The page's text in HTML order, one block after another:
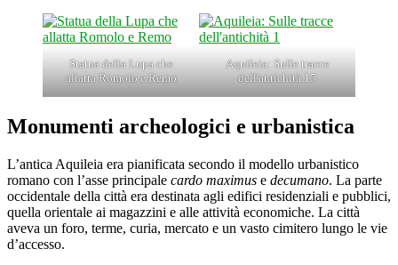
Statua della Lupa che
allatta Romolo e Remo
Aquileia: Sulle tracce
dell'antichità 15
Monumenti archeologici e urbanistica
L’antica Aquileia era pianificata secondo il modello urbanistico
romano con l’asse principale cardo maximus e decumano. La parte
occidentale della città era destinata agli edifici residenziali e pubblici,
quella orientale ai magazzini e alle attività economiche. La città
aveva un foro, terme, curia, mercato e un vasto cimitero lungo le vie
d’accesso.